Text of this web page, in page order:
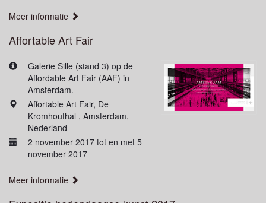
Meer informatie
Affortable Art Fair
Galerie Sille (stand 3) op de
Affordable Art Fair (AAF) in
Amsterdam.
Affortable Art Fair, De
Kromhouthal , Amsterdam,
Nederland
2 november 2017 tot en met 5
november 2017
Meer informatie